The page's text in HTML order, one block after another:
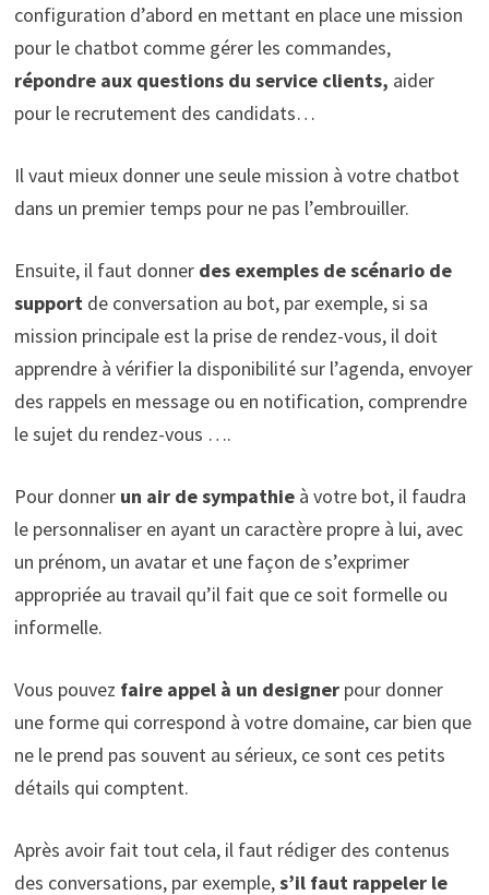
configuration d’abord en mettant en place une mission
pour le chatbot comme gérer les commandes,
répondre aux questions du service clients, aider
pour le recrutement des candidats…
Il vaut mieux donner une seule mission à votre chatbot
dans un premier temps pour ne pas l’embrouiller.
Ensuite, il faut donner des exemples de scénario de
support de conversation au bot, par exemple, si sa
mission principale est la prise de rendez-vous, il doit
apprendre à vérifier la disponibilité sur l’agenda, envoyer
des rappels en message ou en notification, comprendre
le sujet du rendez-vous ….
Pour donner un air de sympathie à votre bot, il faudra
le personnaliser en ayant un caractère propre à lui, avec
un prénom, un avatar et une façon de s’exprimer
appropriée au travail qu’il fait que ce soit formelle ou
informelle.
Vous pouvez faire appel à un designerpour donner
une forme qui correspond à votre domaine, car bien que
ne le prend pas souvent au sérieux, ce sont ces petits
détails qui comptent.
Après avoir fait tout cela, il faut rédiger des contenus
des conversations, par exemple,s’il faut rappeler le